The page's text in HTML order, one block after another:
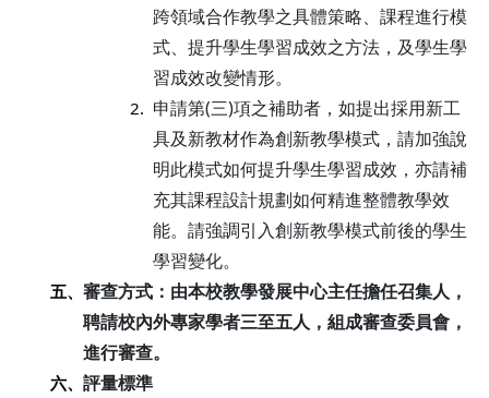
跨領域合作教學之具體策略、課程進行模
式、提升學生學習成效之方法，及學生學
習成效改變情形。
2. 申請第(三)項之補助者，如提出採用新工
具及新教材作為創新教學模式，請加強說
明此模式如何提升學生學習成效，亦請補
充其課程設計規劃如何精進整體教學效
能。請強調引入創新教學模式前後的學生
學習變化。
五、 審查方式：由本校教學發展中心主任擔任召集人，
聘請校內外專家學者三至五人，組成審查委員會，
進行審查。
六、 評量標準